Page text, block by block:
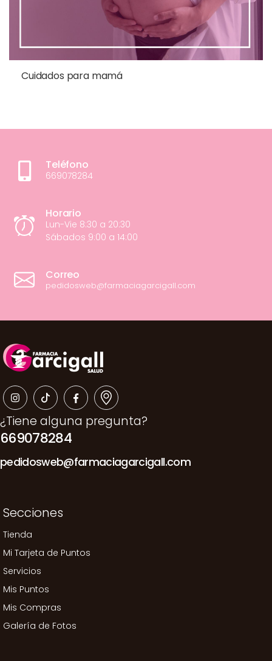
Cuidados para mamá
Teléfono
669078284
Horario
Lun-Vie 8:30 a 20:30
Sábados 9:00 a 14:00
Correo
pedidosweb@farmaciagarcigall.com
¿Tiene alguna pregunta?
669078284
pedidosweb@farmaciagarcigall.com
Secciones
Tienda
Mi Tarjeta de Puntos
Servicios
Mis Puntos
Mis Compras
Galería de Fotos